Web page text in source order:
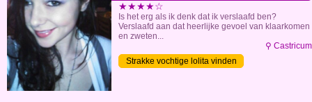
★★★★☆
Is het erg als ik denk dat ik verslaafd ben?
Verslaafd aan dat heerlijke gevoel van klaarkomen
en zweten...
⚲ Castricum
Strakke vochtige lolita vinden